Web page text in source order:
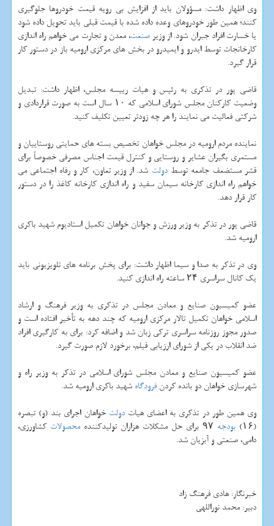
وی اظهار داشت: مسؤولان باید از افزایش بی رویه قیمت خودروها جلوگیری
كنند؛ همین طور خودروهای وعده داده شده با قیمت قبلی باید تحویل داده شود
یا خسارت افراد جبران شود. از وزیر صنعت، معدن و تجارت می خواهم راه اندازی
كارخانجات توسط ایدرو و ایمیدرو در بخش های مركزی ارومیه باز در دستور كار
قرار گیرد.
قاضی پور در تذكری به رئیس و هیات رییسه مجلس، اظهار داشت: تبدیل
وضعیت كاركنان مجلس شورای اسلامی كه ۱۰ سال است به صورت قراردادی و
شركتی فعالیت می نمایند را هر چه زودتر تعیین تكلیف كنید.
نماینده مردم ارومیه در مجلس خواهان تخصیص بسته های حمایتی روستاییان و
مستمری بگیران عشایر و روستایی و كنترل قیمت اجناس مصرفی خصوصاً برای
قشر مستضعف جامعه توسطدولت شد. از وزیر تعاون، كار و رفاه اجتماعی می
خواهم راه اندازی كارخانه سیمان سفید و راه اندازی كارخانه كاغذ را در دستور
كار قرار دهد.
قاضی پور در تذكر به وزیر ورزش و جوانان خواهان تكمیل استادیوم شهید باكری
ارومیه شد.
وی در تذكر به صدا و سیما اظهار داشت: برای پخش برنامه های تلویزیونی باید
یك كانال سراسری ۲۴ ساعته راه اندازی كنید.
عضو كمیسیون صنایع و معادن مجلس در تذكری به وزیر فرهنگ و ارشاد
اسلامی خواهان تكمیل تالار مركزی ارومیه كه چند دهه به تأخیر افتاده است و
صدور مجوز روزنامه سراسری تركی زبان شد و اضافه كرد: برای به كارگیری افراد
ضد انقلاب در یكی از شورای ارزیابی فیلم، برخورد لازم صورت گیرد.
عضو كمیسیون صنایع و معادن مجلس شورای اسلامی در تذكر به وزیر راه و
شهرسازی خواهان دو بانده كردن فرودگاه شهید باكری ارومیه شد.
وی همین طور در تذكری به اعضای هیاتدولت خواهان اجرای بند (و) تبصره
(۱۶)
بودجه محصولات كشاورزی،
دامی، صنعتی و آبزیان شد.
خبرنگار: هادی فرهنگ زاد
دبیر: محمد نوراللهی